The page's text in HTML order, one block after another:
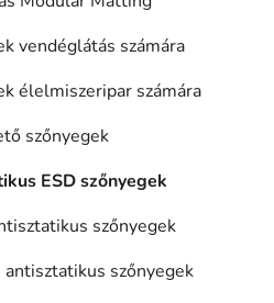
vendéglátás számára
élelmiszeripar számára
szőnyegek
ESD szőnyegek
szőnyegek
antisztatikus szőnyegek